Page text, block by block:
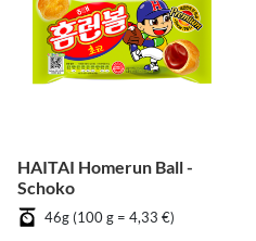
HAITAI Homerun Ball -
Schoko
46g (100 g = 4,33 €)